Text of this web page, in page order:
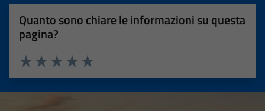
Quanto sono chiare le informazioni su questa
pagina?
Valuta 5 stelle su 5
Valuta 4 stelle su 5
Valuta 3 stelle su 5
Valuta 2 stelle su 5
Valuta 1 stelle su 5